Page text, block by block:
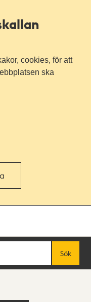
cookies, för att
ska
Sök